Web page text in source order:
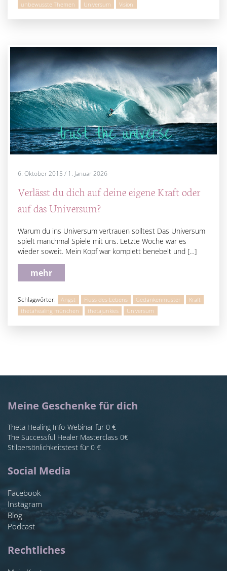
unbewusste Themen
Universum Vision
6. Oktober 2015 / 1. Januar 2026
Verlässt du dich auf deine eigene Kraft oder
auf das Universum?
Warum du ins Universum vertrauen solltest Das Universum
spielt manchmal Spiele mit uns. Letzte Woche war es
wieder soweit. Mein Kopf war komplett benebelt und […]
mehr
Schlagwörter: Angst Fluss des Lebens Gedankenmuster
Kraft
thetahealing münchen
thetajunkies Universum
Meine Geschenke für dich
Theta Healing Info-Webinar für 0 €
The Successful Healer Masterclass 0€
Stilpersönlichkeitstest für 0 €
Social Media
Facebook
Instagram
Blog
Podcast
Rechtliches